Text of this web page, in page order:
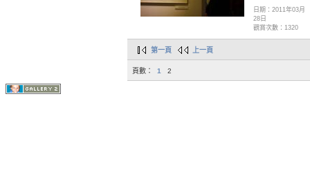
日期：2011年03月
28日
觀賞次數：1320
第一頁 上一頁
頁數： 1 2